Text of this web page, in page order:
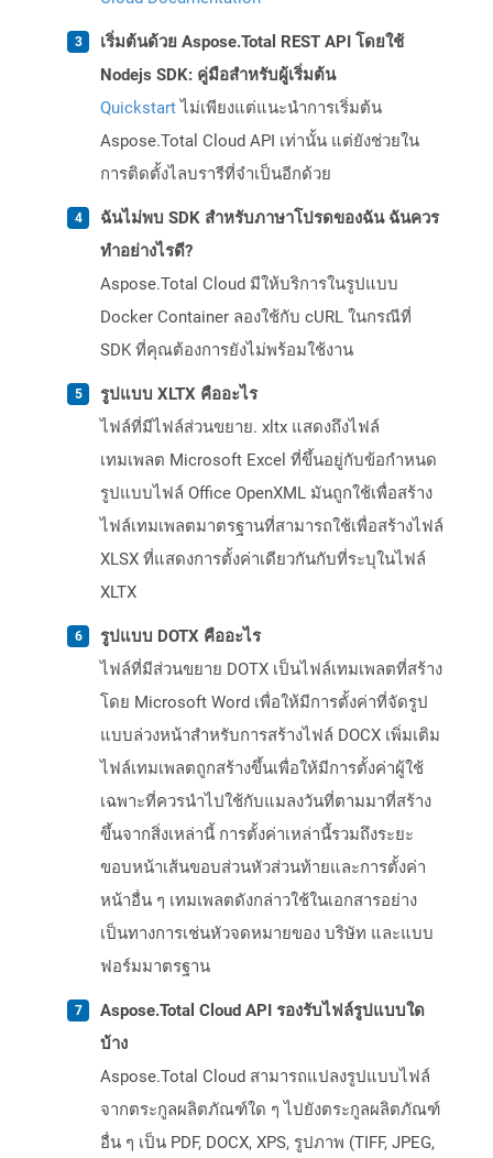
เริ่มต้นด้วย Aspose.Total REST API โดยใช้
Nodejs SDK: คู่มือสำหรับผู้เริ่มต้น
Quickstartไม่เพียงแต่แนะนำการเริ่มต้น
Aspose.Total Cloud API เท่านั้น แต่ยังช่วยใน
การติดตั้งไลบรารีที่จำเป็นอีกด้วย
ฉันไม่พบ SDK สำหรับภาษาโปรดของฉัน ฉันควร
ทำอย่างไรดี?
Aspose.Total Cloud มีให้บริการในรูปแบบ
Docker Container ลองใช้กับ cURL ในกรณีที่
SDK ที่คุณต้องการยังไม่พร้อมใช้งาน
รูปแบบ XLTX คืออะไร
ไฟล์ที่มีไฟล์ส่วนขยาย. xltx แสดงถึงไฟล์
เทมเพลต Microsoft Excel ที่ขึ้นอยู่กับข้อกำหนด
รูปแบบไฟล์ Office OpenXML มันถูกใช้เพื่อสร้าง
ไฟล์เทมเพลตมาตรฐานที่สามารถใช้เพื่อสร้างไฟล์
XLSX ที่แสดงการตั้งค่าเดียวกันกับที่ระบุในไฟล์
XLTX
รูปแบบ DOTX คืออะไร
ไฟล์ที่มีส่วนขยาย DOTX เป็นไฟล์เทมเพลตที่สร้าง
โดย Microsoft Word เพื่อให้มีการตั้งค่าที่จัดรูป
แบบล่วงหน้าสำหรับการสร้างไฟล์ DOCX เพิ่มเติม
ไฟล์เทมเพลตถูกสร้างขึ้นเพื่อให้มีการตั้งค่าผู้ใช้
เฉพาะที่ควรนำไปใช้กับแมลงวันที่ตามมาที่สร้าง
ขึ้นจากสิ่งเหล่านี้ การตั้งค่าเหล่านี้รวมถึงระยะ
ขอบหน้าเส้นขอบส่วนหัวส่วนท้ายและการตั้งค่า
หน้าอื่น ๆ เทมเพลตดังกล่าวใช้ในเอกสารอย่าง
เป็นทางการเช่นหัวจดหมายของ บริษัท และแบบ
ฟอร์มมาตรฐาน
Aspose.Total Cloud API รองรับไฟล์รูปแบบใด
บ้าง
Aspose.Total Cloud สามารถแปลงรูปแบบไฟล์
จากตระกูลผลิตภัณฑ์ใด ๆ ไปยังตระกูลผลิตภัณฑ์
อื่น ๆ เป็น PDF, DOCX, XPS, รูปภาพ (TIFF, JPEG,